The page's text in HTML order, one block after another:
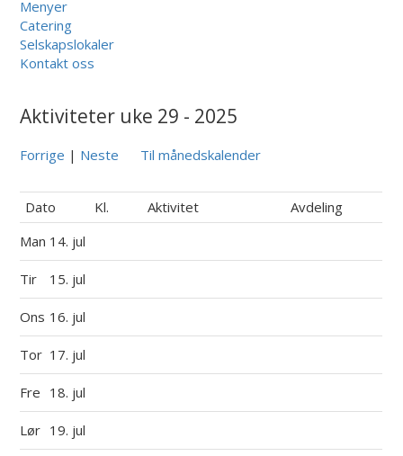
Menyer
Catering
Selskapslokaler
Kontakt oss
Aktiviteter uke 29 - 2025
Forrige | Neste Til månedskalender
Dato Kl. Aktivitet
Avdeling
Man 14. jul
Tir 15. jul
Ons 16. jul
Tor 17. jul
Fre 18. jul
Lør 19. jul